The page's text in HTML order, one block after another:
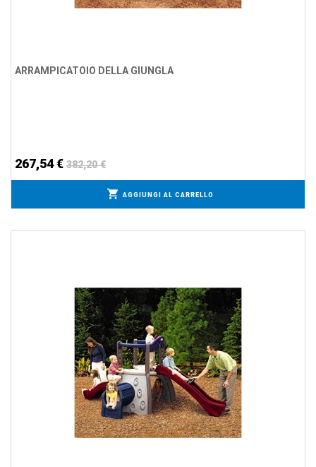
ARRAMPICATOIO DELLA GIUNGLA
267,54 € 382,20 €
AGGIUNGI AL CARRELLO